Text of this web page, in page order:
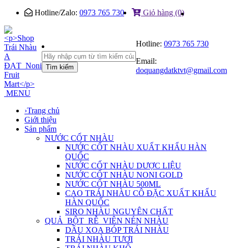
Hotline/Zalo: 0973 765 730 Giỏ hàng (0)
Tìm kiếm
Hotline: 0973 765 730
Email:
doquangdatktvt@gmail.com
MENU
›Trang chủ
Giới thiệu
Sản phẩm
NƯỚC CỐT NHÀU
NƯỚC CỐT NHÀU XUẤT KHẨU HÀN
QUỐC
NƯỚC CỐT NHÀU DƯỢC LIỆU
NƯỚC CỐT NHÀU NONI GOLD
NƯỚC CỐT NHÀU 500ML
CAO TRÁI NHÀU CÔ ĐẶC XUẤT KHẨU
HÀN QUỐC
SIRO NHÀU NGUYÊN CHẤT
QUẢ_BỘT_RỄ_VIÊN NÉN NHÀU
DẦU XOA BÓP TRÁI NHÀU
TRÁI NHÀU TƯƠI